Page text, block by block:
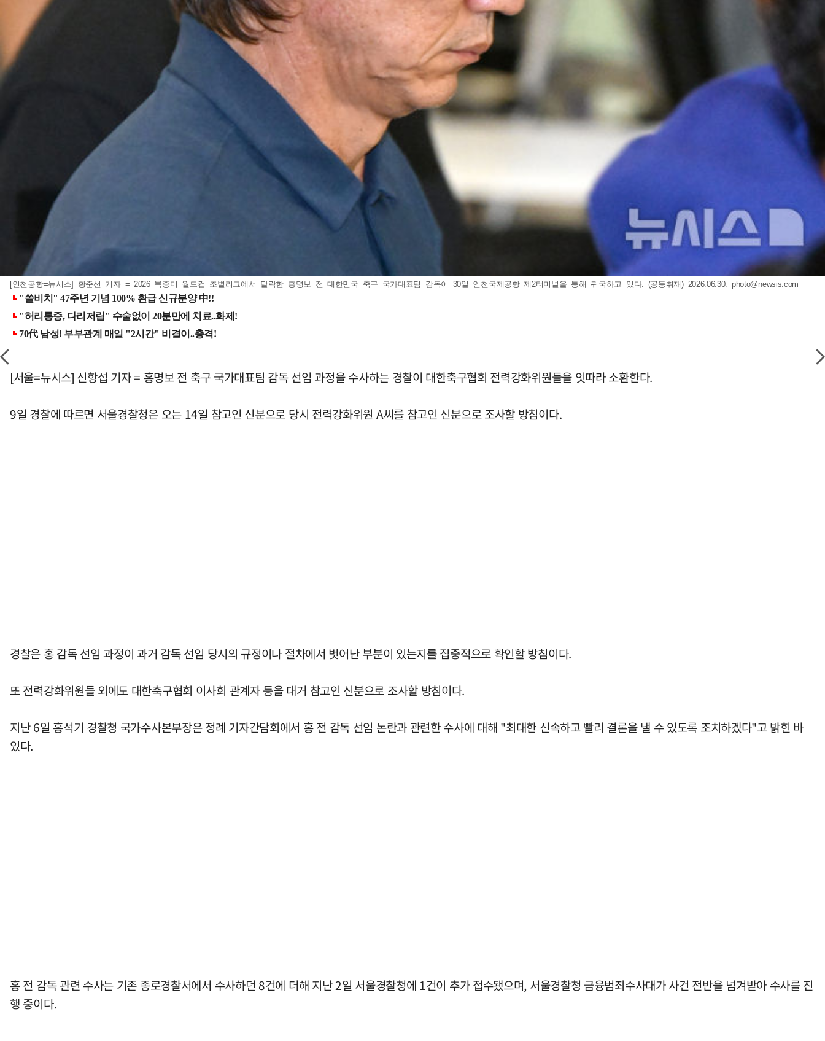
[인천공항=뉴시스] 황준선 기자 = 2026 북중미 월드컵 조별리그에서 탈락한 홍명보 전 대한민국 축구 국가대표팀 감독이 30일 인천국제공항 제2터미널을 통해 귀국하고 있다. (공동취재) 2026.06.30. photo@newsis.com
[서울=뉴시스] 신항섭 기자 = 홍명보 전 축구 국가대표팀 감독 선임 과정을 수사하는 경찰이 대한축구협회 전력강화위원들을 잇따라 소환한다.
9일 경찰에 따르면 서울경찰청은 오는 14일 참고인 신분으로 당시 전력강화위원 A씨를 참고인 신분으로 조사할 방침이다.
경찰은 홍 감독 선임 과정이 과거 감독 선임 당시의 규정이나 절차에서 벗어난 부분이 있는지를 집중적으로 확인할 방침이다.
또 전력강화위원들 외에도 대한축구협회 이사회 관계자 등을 대거 참고인 신분으로 조사할 방침이다.
지난 6일 홍석기 경찰청 국가수사본부장은 정례 기자간담회에서 홍 전 감독 선임 논란과 관련한 수사에 대해 "최대한 신속하고 빨리 결론을 낼 수 있도록 조치하겠다"고 밝힌 바
있다.
홍 전 감독 관련 수사는 기존 종로경찰서에서 수사하던 8건에 더해 지난 2일 서울경찰청에 1건이 추가 접수됐으며, 서울경찰청 금융범죄수사대가 사건 전반을 넘겨받아 수사를 진
행 중이다.